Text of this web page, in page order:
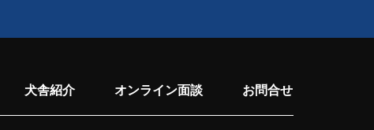
犬舎紹介 オンライン面談 お問合せ